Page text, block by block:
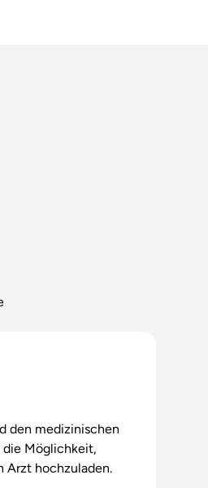
den medizinischen
die Möglichkeit,
Arzt hochzuladen.